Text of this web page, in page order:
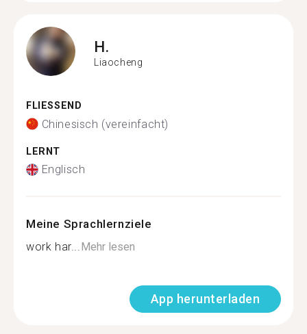
H.
Liaocheng
FLIESSEND
Chinesisch (vereinfacht)
LERNT
Englisch
Meine Sprachlernziele
work har...Mehr lesen
App herunterladen